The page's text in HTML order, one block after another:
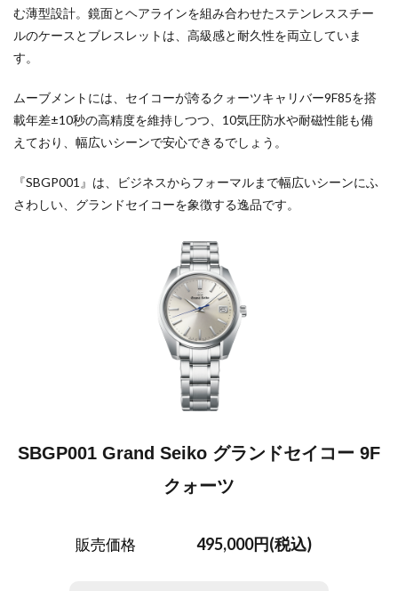
む薄型設計。鏡面とヘアラインを組み合わせたステンレススチー
ルのケースとブレスレットは、高級感と耐久性を両立していま
す。
ムーブメントには、セイコーが誇るクォーツキャリバー9F85を搭
載年差±10秒の高精度を維持しつつ、10気圧防水や耐磁性能も備
えており、幅広いシーンで安心できるでしょう。
『SBGP001』は、ビジネスからフォーマルまで幅広いシーンにふ
さわしい、グランドセイコーを象徴する逸品です。
SBGP001 Grand Seiko グランドセイコー 9F
クォーツ
販売価格 495,000円(税込)